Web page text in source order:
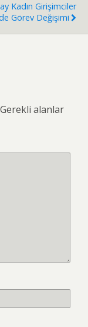
Kadın Girişimciler
Görev Değişimi
Gerekli alanlar